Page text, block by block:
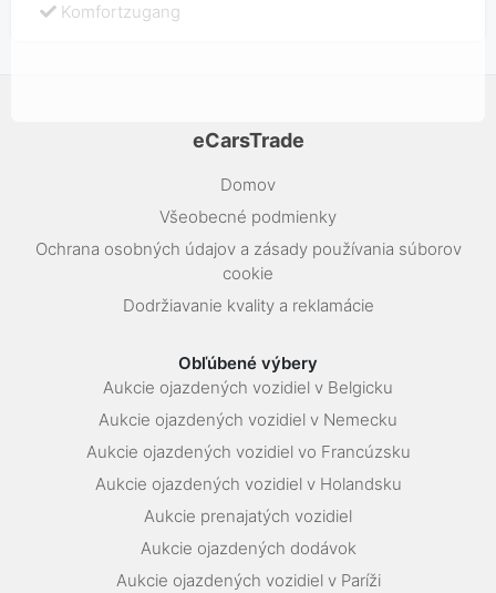
Komfortzugang
eCarsTrade
Domov
Všeobecné podmienky
Ochrana osobných údajov a zásady používania súborov
cookie
Dodržiavanie kvality a reklamácie
Obľúbené výbery
Aukcie ojazdených vozidiel v Belgicku
Aukcie ojazdených vozidiel v Nemecku
Aukcie ojazdených vozidiel vo Francúzsku
Aukcie ojazdených vozidiel v Holandsku
Aukcie prenajatých vozidiel
Aukcie ojazdených dodávok
Aukcie ojazdených vozidiel v Paríži